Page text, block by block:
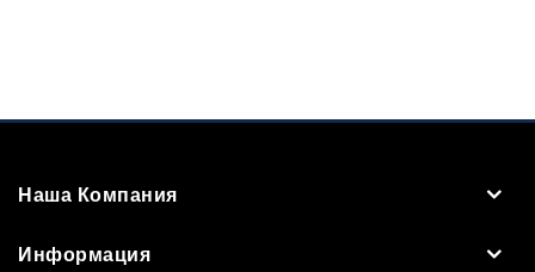
Наша Компания
Информация